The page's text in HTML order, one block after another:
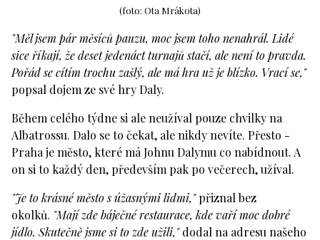
(foto: Ota Mrákota)
"Měl jsem pár měsíců pauzu, moc jsem toho nenahrál. Lidé
sice říkají, že deset jedenáct turnajů stačí, ale není to pravda.
Pořád se cítím trochu zašlý, ale má hra už je blízko. Vrací se,"
popsal dojem ze své hry Daly.
Během celého týdne si ale neužíval pouze chvilky na
Albatrossu. Dalo se to čekat, ale nikdy nevíte. Přesto -
Praha je město, které má Johnu Dalymu co nabídnout. A
on si to každý den, především pak po večerech, užíval.
"Je to krásné město s úžasnými lidmi,"přiznal bez
okolků. "Mají zde báječné restaurace, kde vaří moc dobré
jídlo. Skutečně jsme si to zde užili,"dodal na adresu našeho